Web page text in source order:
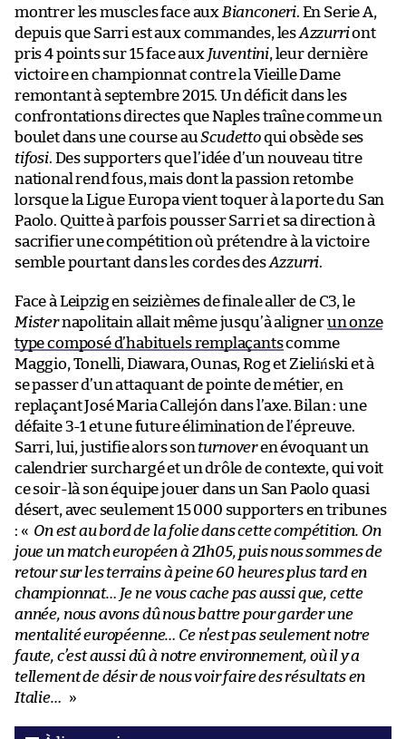
montrer les muscles face aux Bianconeri. En Serie A,
depuis que Sarri est aux commandes, lesAzzurriont
pris 4 points sur 15 face aux Juventini, leur dernière
victoire en championnat contre la Vieille Dame
remontant à septembre 2015. Un déficit dans les
confrontations directes que Naples traîne comme un
boulet dans une course auScudettoqui obsède ses
tifosi. Des supporters que l’idée d’un nouveau titre
national rend fous, mais dont la passion retombe
lorsque la Ligue Europa vient toquer à la porte du San
Paolo. Quitte à parfois pousser Sarri et sa direction à
sacrifier une compétition où prétendre à la victoire
semble pourtant dans les cordes desAzzurri.
Face à Leipzig en seizièmes de finale aller de C3, le
Misternapolitain allait même jusqu’à alignerun onze
type composé d’habituels remplaçantscomme
Maggio, Tonelli, Diawara, Ounas, Rog et Zieliński et à
se passer d’un attaquant de pointe de métier, en
replaçant José Maria Callejón dans l’axe. Bilan : une
défaite 3-1 et une future élimination de l’épreuve.
Sarri, lui, justifie alors sonturnoveren évoquant un
calendrier surchargé et un drôle de contexte, qui voit
ce soir-là son équipe jouer dans un San Paolo quasi
désert, avec seulement 15 000 supporters en tribunes
: « On est au bord de la folie dans cette compétition. On
joue un match européen à 21h05, puis nous sommes de
retour sur les terrains à peine 60 heures plus tard en
championnat… Je ne vous cache pas aussi que, cette
année, nous avons dû nous battre pour garder une
mentalité européenne… Ce n’est pas seulement notre
faute, c’est aussi dû à notre environnement, où il y a
tellement de désir de nous voir faire des résultats en
Italie… »